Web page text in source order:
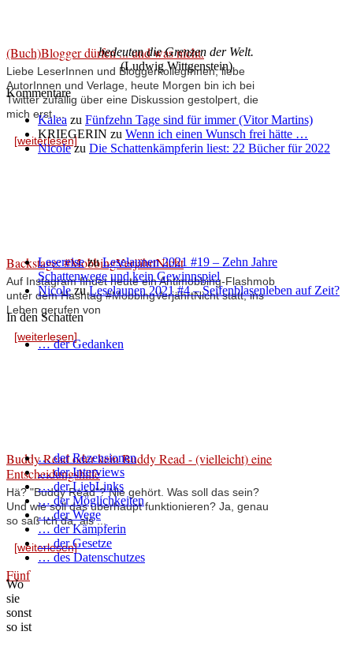
(Buch)Blogger dürfen ... und was nicht.
Liebe LeserInnen und BloggerkollegInnen, liebe
AutorInnen und Verlage, heute Morgen bin ich bei
Twitter zufällig über eine Diskussion gestolpert, die
mich erst ...
[weiterlesen]
Backstage: #MobbingVerjährtNicht
Auf Instagram findet heute ein Antimobbing-Flashmob
unter dem Hashtag #MobbingVerjährtNicht statt, ins
Leben gerufen von
[weiterlesen]
Buddy Read oder kein Buddy Read - (vielleicht) eine
Entscheidungshilfe
Hä? "Buddy Read"? Nie gehört. Was soll das sein?
Und wie soll das überhaupt funktionieren? Ja, genau
so saß ich da, als ...
[weiterlesen]
Fünf
bedeuten die Grenzen der Welt.
(Ludwig Wittgenstein)
Kommentare
Kalea zu Fünfzehn Tage sind für immer (Vitor Martins)
KRIEGERIN zu Wenn ich einen Wunsch frei hätte …
Nicolezu Die Schattenkämpferin liest: 22 Bücher für 2022
LesereisezuLeselaunen 2021 #19 – Zehn Jahre
Schattenwege und kein Gewinnspiel
Nicole zuLeselaunen 2021 #4 – Seifenblasenleben auf Zeit?
In den Schatten
… der Gedanken
… der Rezensionen
… der Interviews
… der LiebLinks
… der Möglichkeiten
… der Wege
… der Kämpferin
… der Gesetze
… des Datenschutzes
Wo
sie
sonst
so ist